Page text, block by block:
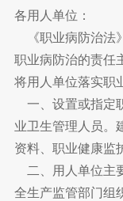
各用人单位：
《职业病防治法
职业病防治的责任
将用人单位落实职
一、设置或指定
业卫生管理人员。
资料、职业健康监
二、用人单位主
全生产监管部门组